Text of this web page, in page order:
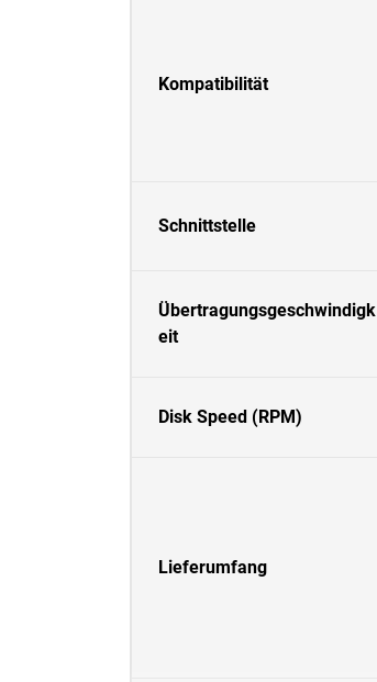
Kompatibilität
Schnittstelle
Übertragungsgeschwindigk
eit
Disk Speed (RPM)
Lieferumfang